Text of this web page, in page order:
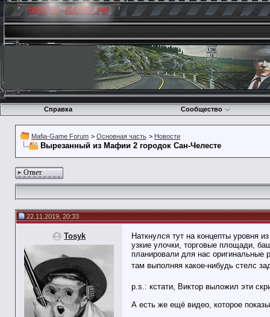
Справка Сообщество
Mafia-Game Forum > Основная часть > Новости
Вырезанный из Мафии 2 городок Сан-Челесте
Ответ
22.11.2019, 20:33
Tosyk
Наткнулся тут на концепты уровня
узкие улочки, торговые площади,
планировали для нас оригинальные
там выполняя какое-нибудь стелс
p.s.: кстати, Виктор выложил эти
А есть же ещё видео, которое